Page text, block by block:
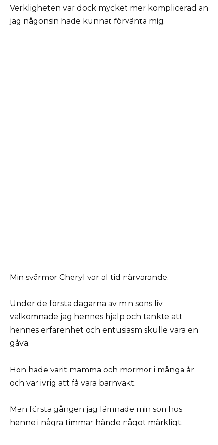
Verkligheten var dock mycket mer komplicerad än
jag någonsin hade kunnat förvänta mig.
Min svärmor Cheryl var alltid närvarande.
Under de första dagarna av min sons liv
välkomnade jag hennes hjälp och tänkte att
hennes erfarenhet och entusiasm skulle vara en
gåva.
Hon hade varit mamma och mormor i många år
och var ivrig att få vara barnvakt.
Men första gången jag lämnade min son hos
henne i några timmar hände något märkligt.